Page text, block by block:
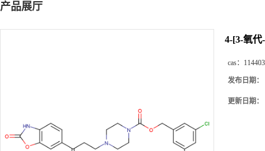
产品展厅
4-[3-氧代
cas：
发布日期：
更新日期：